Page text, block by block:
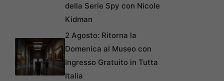
della Serie Spy con Nicole
Kidman
2 Agosto: Ritorna la
Domenica al Museo con
Ingresso Gratuito in Tutta
Italia